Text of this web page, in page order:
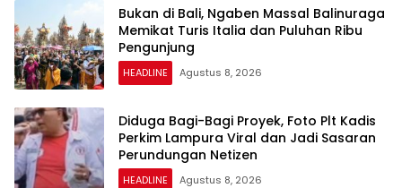
Bukan di Bali, Ngaben Massal Balinuraga
Memikat Turis Italia dan Puluhan Ribu
Pengunjung
HEADLINE Agustus 8, 2026
Diduga Bagi-Bagi Proyek, Foto Plt Kadis
Perkim Lampura Viral dan Jadi Sasaran
Perundungan Netizen
HEADLINE Agustus 8, 2026